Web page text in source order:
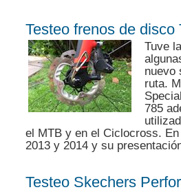
Testeo frenos de
Tuve
nuevo
ruta.
785
el MTB y en el Ciclocross.
2013 y 2014 y su
Testeo Skechers